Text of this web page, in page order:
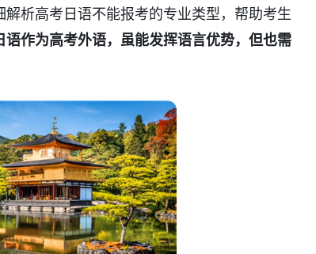
析高考日语不能报考的专业类型，帮助考生
语作为高考外语，虽能发挥语言优势，但也需